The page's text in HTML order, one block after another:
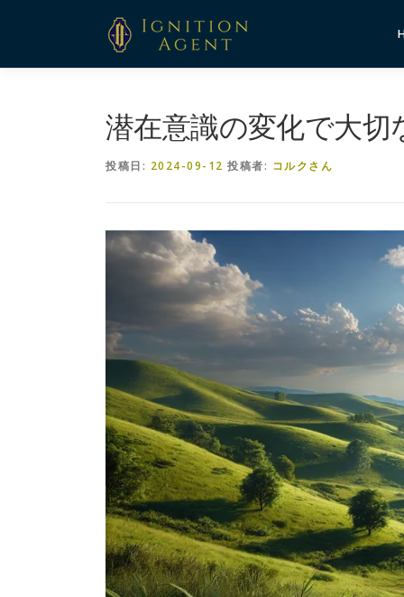
ン
潜在意識の変化で大切
投稿日: 2024-09-12 投稿者: コルクさん